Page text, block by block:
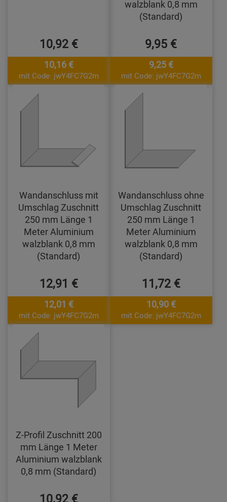
10,92 €
10,16 €
mit Code: jwY4FC7G2m
walzblank 0,8 mm
(Standard)
9,95 €
9,25 €
mit Code: jwY4FC7G2m
Wandanschluss mit
Umschlag Zuschnitt
250 mm Länge 1
Meter Aluminium
walzblank 0,8 mm
(Standard)
12,91 €
12,01 €
mit Code: jwY4FC7G2m
Wandanschluss ohne
Umschlag Zuschnitt
250 mm Länge 1
Meter Aluminium
walzblank 0,8 mm
(Standard)
11,72 €
10,90 €
mit Code: jwY4FC7G2m
Z-Profil Zuschnitt 200
mm Länge 1 Meter
Aluminium walzblank
0,8 mm (Standard)
10,92 €